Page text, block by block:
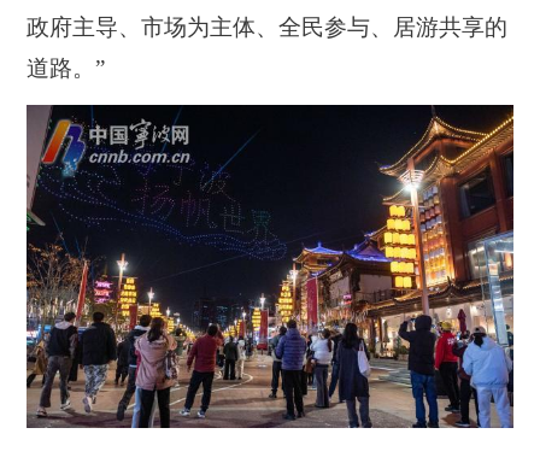
政府主导、市场为主体、全民参与、居游共享的
道路。”